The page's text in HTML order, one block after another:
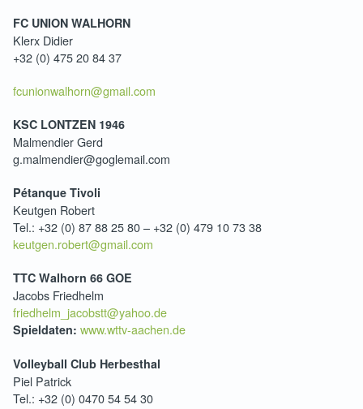
FC UNION WALHORN
Klerx Didier
+32 (0) 475 20 84 37
fcunionwalhorn@gmail.com
KSC LONTZEN 1946
Malmendier Gerd
g.malmendier@goglemail.com
Pétanque Tivoli
Keutgen Robert
Tel.: +32 (0) 87 88 25 80 – +32 (0) 479 10 73 38
keutgen.robert@gmail.com
TTC Walhorn 66 GOE
Jacobs Friedhelm
friedhelm_jacobstt@yahoo.de
Spieldaten: www.wttv-aachen.de
Volleyball Club Herbesthal
Piel Patrick
Tel.: +32 (0) 0470 54 54 30